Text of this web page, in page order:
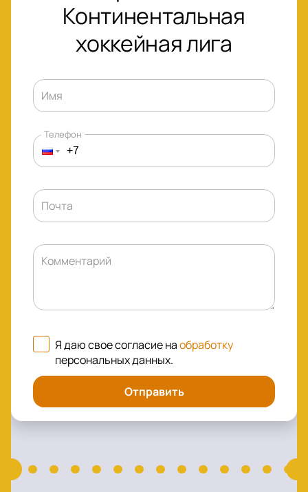
Континентальная
хоккейная лига
Имя
Телефон
Почта
Комментарий
Я даю свое согласие наобработку
персональных данных.
Отправить